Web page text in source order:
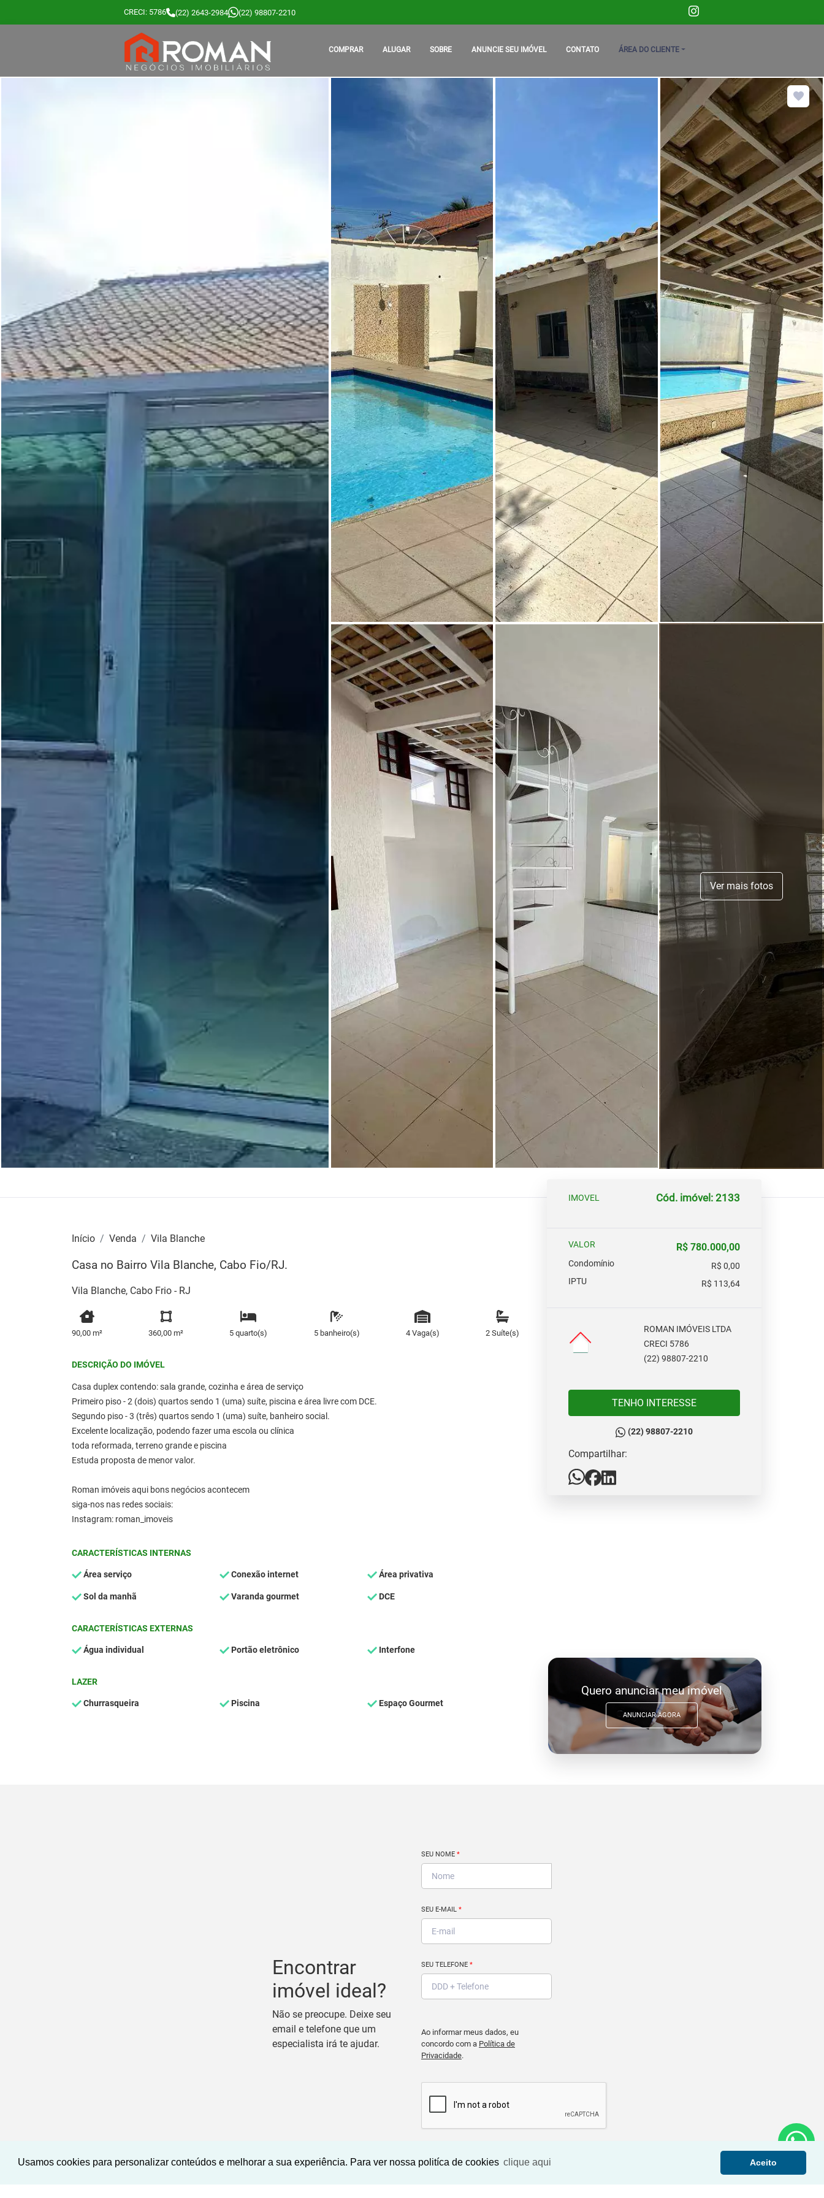
Usamos cookies para personalizar conteúdos e melhorar a sua experiência. Para ver nossa politíca de cookies clique aqui Aceito
CRECI: 5786 (22) 2643-2984 (22) 98807-2210
COMPRAR ALUGAR SOBRE ANUNCIE SEU IMÓVEL CONTATO ÁREA DO CLIENTE
Ver mais fotos
Início Venda Vila Blanche
Casa no Bairro Vila Blanche, Cabo Fio/RJ.
Vila Blanche, Cabo Frio - RJ
90,00 m² 360,00 m² 5 quarto(s) 5 banheiro(s) 4 Vaga(s) 2 Suíte(s)
DESCRIÇÃO DO IMÓVEL
Casa duplex contendo: sala grande, cozinha e área de serviço
Primeiro piso - 2 (dois) quartos sendo 1 (uma) suíte, piscina e área livre com DCE.
Segundo piso - 3 (três) quartos sendo 1 (uma) suíte, banheiro social.
Excelente localização, podendo fazer uma escola ou clínica
toda reformada, terreno grande e piscina
Estuda proposta de menor valor.
Roman imóveis aqui bons negócios acontecem
siga-nos nas redes sociais:
Instagram: roman_imoveis
CARACTERÍSTICAS INTERNAS
Área serviço Conexão internet Área privativa
Sol da manhã Varanda gourmet DCE
CARACTERÍSTICAS EXTERNAS
Água individual Portão eletrônico Interfone
LAZER
Churrasqueira Piscina Espaço Gourmet
IMOVEL Cód. imóvel: 2133
VALOR R$ 780.000,00
Condomínio
R$ 0,00
IPTU
R$ 113,64
ROMAN IMÓVEIS LTDA
CRECI 5786
(22) 98807-2210
TENHO INTERESSE
(22) 98807-2210
Compartilhar:
Quero anunciar meu imóvel
ANUNCIAR AGORA
Encontrar
imóvel ideal?
Não se preocupe. Deixe seu
email e telefone que um
especialista irá te ajudar.
SEU NOME *
SEU E-MAIL *
SEU TELEFONE *
Ao informar meus dados, eu
concordo com a Política de
Privacidade.
BUSCAR IMOVEIS